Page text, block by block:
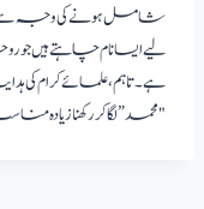
شامل ہونے کی وجہ سے
لیے ایسا نام چاہتے ہیں جو
ہے۔ تاہم، علمائے کرام
"محمد” لگا کر رکھنا زیادہ